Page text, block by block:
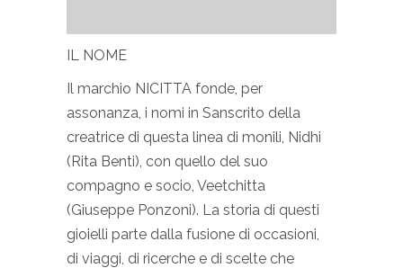
IL NOME
Il marchio NICITTA fonde, per
assonanza, i nomi in Sanscrito della
creatrice di questa linea di monili, Nidhi
(Rita Benti), con quello del suo
compagno e socio, Veetchitta
(Giuseppe Ponzoni). La storia di questi
gioielli parte dalla fusione di occasioni,
di viaggi, di ricerche e di scelte che